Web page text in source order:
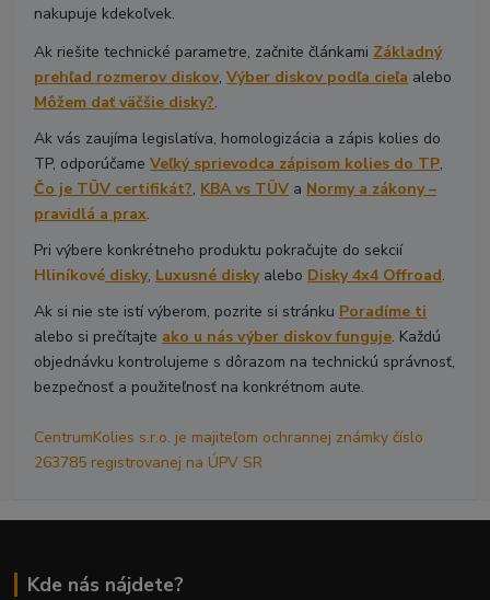
nakupuje kdekoľvek.
Ak riešite technické parametre, začnite článkami Základný
prehľad rozmerov diskov,Výber diskov podľa cieľa alebo
Môžem dať väčšie disky?.
Ak vás zaujíma legislatíva, homologizácia a zápis kolies do
TP, odporúčameVeľký sprievodca zápisom kolies do TP,
Čo je TÜV certifikát?, KBA vs TÜV a Normy a zákony –
pravidlá a prax.
Pri výbere konkrétneho produktu pokračujte do sekcií
Hliníkové disky, Luxusné diskyalebo Disky 4x4 Offroad.
Ak si nie ste istí výberom, pozrite si stránku Poradíme ti
alebo si prečítajte ako u nás výber diskov funguje. Každú
objednávku kontrolujeme s dôrazom na technickú správnosť,
bezpečnosť a použiteľnosť na konkrétnom aute.
CentrumKolies s.r.o. je majiteľom ochrannej známky číslo
263785 registrovanej na ÚPV SR
Kde nás nájdete?